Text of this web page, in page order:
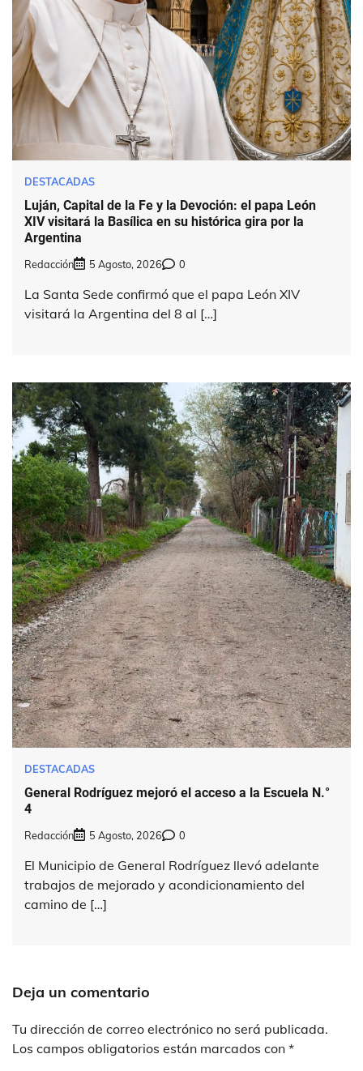
DESTACADAS
Luján, Capital de la Fe y la Devoción: el papa León
XIV visitará la Basílica en su histórica gira por la
Argentina
Redacción 5 Agosto, 2026 0
La Santa Sede confirmó que el papa León XIV
visitará la Argentina del 8 al […]
DESTACADAS
General Rodríguez mejoró el acceso a la Escuela N.°
4
Redacción 5 Agosto, 2026 0
El Municipio de General Rodríguez llevó adelante
trabajos de mejorado y acondicionamiento del
camino de […]
Deja un comentario
Tu dirección de correo electrónico no será publicada.
Los campos obligatorios están marcados con *